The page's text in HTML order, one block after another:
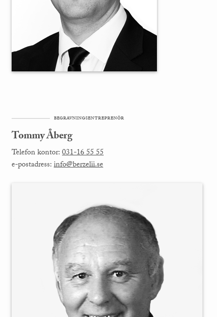
begravningsentreprenör
Tommy Åberg
Telefon kontor:031-16 55 55
e-postadress:info@berzelii.se